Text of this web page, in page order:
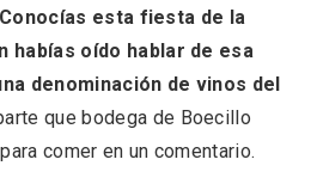
esta fiesta de la
habías oído hablar de esa
denominación de vinos del
que bodega de Boecillo
comer en un comentario.
Santa en Rueda